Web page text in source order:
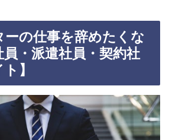
ーの仕事を辞めたくな
・派遣社員・契約社
】